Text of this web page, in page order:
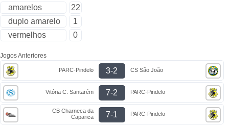
amarelos
22
duplo amarelo
1
vermelhos
0
Jogos Anteriores
PARC-Pindelo 3-2 CS São João
Vitória C. Santarém 7-2 PARC-Pindelo
CB Charneca da
Caparica
7-1 PARC-Pindelo